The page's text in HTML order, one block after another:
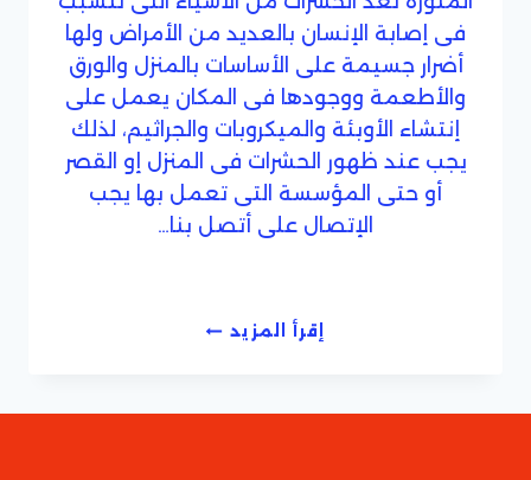
فى إصابة الإنسان بالعديد من الأمراض ولها
أضرار جسيمة على الأساسات بالمنزل والورق
والأطعمة ووجودها فى المكان يعمل على
إنتشاء الأوبئة والميكروبات والجراثيم، لذلك
يجب عند ظهور الحشرات فى المنزل إو القصر
أو حتى المؤسسة التى تعمل بها يجب
الإتصال على أتصل بنا…
إقرأ المزيدشركة